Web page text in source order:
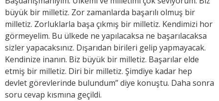
büyük bir milletiz. Zor zamanlarda başarılı olmuş bir
milletiz. Zorluklarla başa çıkmış bir milletiz. Kendimizi hor
görmeyelim. Bu ülkede ne yapılacaksa ne başarılacaksa
sizler yapacaksınız. Dışarıdan birileri gelip yapmayacak.
Kendinize inanın. Biz büyük bir milletiz. Başarılar elde
etmiş bir milletiz. Diri bir milletiz. Şimdiye kadar hep
devlet görevlerinde bulundum” diye konuştu. Daha sonra
soru cevap kısmına geçildi.